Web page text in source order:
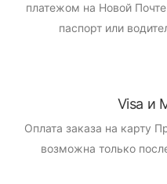
платежом на Новой
паспорт или
Visa и
Оплата заказа на карту
возможна только